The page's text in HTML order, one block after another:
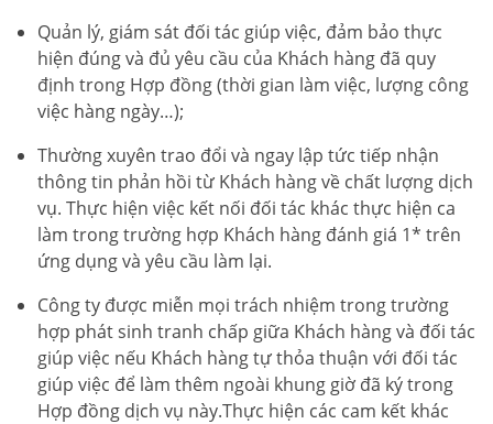
Quản lý, giám sát đối tác giúp việc, đảm bảo thực
hiện đúng và đủ yêu cầu của Khách hàng đã quy
định trong Hợp đồng (thời gian làm việc, lượng công
việc hàng ngày…);
Thường xuyên trao đổi và ngay lập tức tiếp nhận
thông tin phản hồi từ Khách hàng về chất lượng dịch
vụ. Thực hiện việc kết nối đối tác khác thực hiện ca
làm trong trường hợp Khách hàng đánh giá 1* trên
ứng dụng và yêu cầu làm lại.
Công ty được miễn mọi trách nhiệm trong trường
hợp phát sinh tranh chấp giữa Khách hàng và đối tác
giúp việc nếu Khách hàng tự thỏa thuận với đối tác
giúp việc để làm thêm ngoài khung giờ đã ký trong
Hợp đồng dịch vụ này.Thực hiện các cam kết khác